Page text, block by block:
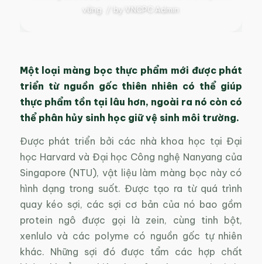
vững
by VNCPC Admin
Một loại màng bọc thực phẩm mới được phát
triển từ nguồn gốc thiên nhiên có thể giúp
thực phẩm tồn tại lâu hơn, ngoài ra nó còn có
thể phân hủy sinh học giữ vệ sinh môi trường.
Được phát triển bởi các nhà khoa học tại Đại
học Harvard và Đại học Công nghệ Nanyang của
Singapore (NTU), vật liệu làm màng bọc này có
hình dạng trong suốt. Được tạo ra từ quá trình
quay kéo sợi, các sợi cơ bản của nó bao gồm
protein ngô được gọi là zein, cùng tinh bột,
xenlulo và các polyme có nguồn gốc tự nhiên
khác. Những sợi đó được tẩm các hợp chất